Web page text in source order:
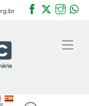
Facebook
Twitter